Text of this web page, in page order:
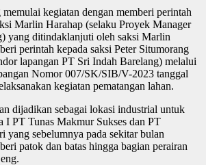
kegiatan dengan memberi perintah
Marlin Harahap (selaku Proyek Manager
yang ditindaklanjuti oleh saksi Marlin
perintah kepada saksi Peter Situmorang
lapangan PT Sri Indah Barelang) melalui
Nomor 007/SK/SIB/V-2023 tanggal
kegiatan pematangan lahan.
dijadikan sebagai lokasi industrial untuk
I PT Tunas Makmur Sukses dan PT
yang sebelumnya pada sekitar bulan
patok dan batas hingga bagian perairan